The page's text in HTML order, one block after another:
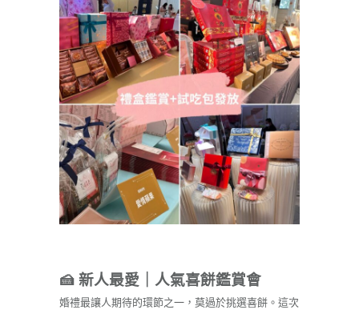
🍰 新人最愛｜人氣喜餅鑑賞會
婚禮最讓人期待的環節之一，莫過於挑選喜餅。這次